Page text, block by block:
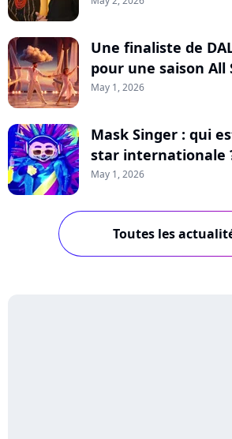
Une finaliste de
pour une saison All
May 1, 2026
Mask Singer : qui
star internationale
May 1, 2026
Toutes les